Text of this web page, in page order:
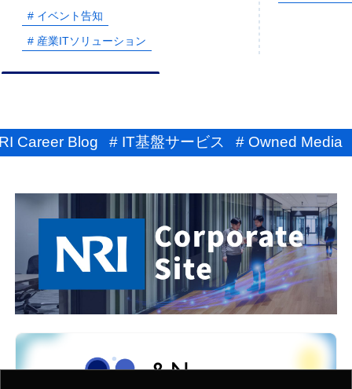
# イベント告知
# 産業ITソリューション
Career Blog # IT基盤サービス # Owned Media